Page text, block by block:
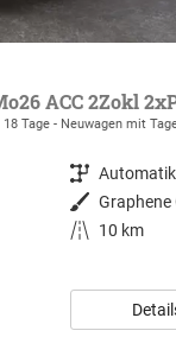
18 Tage Neuwagen mit
Getriebe Automatik
Außenfarbe
Kilometerstand
10 km